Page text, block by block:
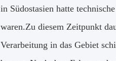
in Südostasien hatte
waren.Zu diesem Zeitpunkt
Verarbeitung in das Gebiet